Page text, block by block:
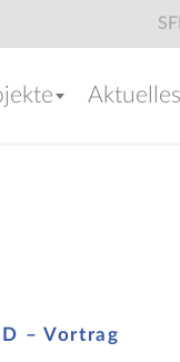
Aktuelles
– Vortrag